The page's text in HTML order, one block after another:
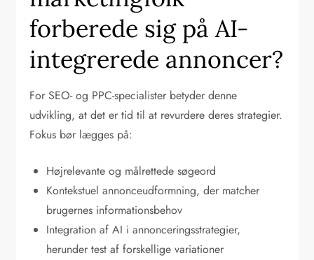
forberede sig på AI-
integrerede annoncer?
For SEO- og PPC-specialister betyder denne
udvikling, at det er tid til at revurdere deres strategier.
Fokus bør lægges på:
Højrelevante og målrettede søgeord
Kontekstuel annonceudformning, der matcher
brugernes informationsbehov
Integration af AI i annonceringsstrategier,
herunder test af forskellige variationer